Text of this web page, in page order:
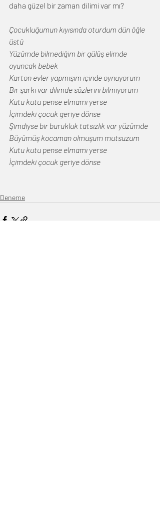
daha güzel bir zaman dilimi var mı?
Çocukluğumun kıyısında oturdum dün öğle
üstü
Yüzümde bilmediğim bir gülüş elimde
oyuncak bebek
Karton evler yapmışım içinde oynuyorum
Bir şarkı var dilimde sözlerini bilmiyorum
Kutu kutu pense elmamı yerse
İçimdeki çocuk geriye dönse
Şimdiyse bir burukluk tatsızlık var yüzümde
Büyümüş kocaman olmuşum mutsuzum
Kutu kutu pense elmamı yerse
İçimdeki çocuk geriye dönse
Deneme